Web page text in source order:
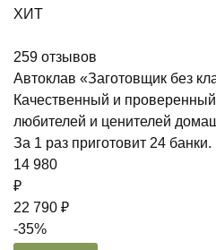
ХИТ
259 отзывов
Автоклав «Заготовщик без
Качественный и
любителей и ценителей
За 1 раз приготовит 24 банки.
14 980
₽
22 790 ₽
-35%